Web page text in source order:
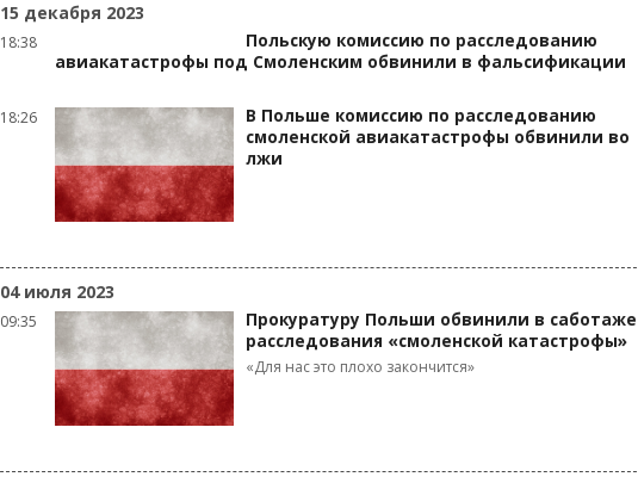
15 декабря 2023
18:38
Польскую комиссию по расследованию
авиакатастрофы под Смоленским обвинили в фальсификации
18:26
В Польше комиссию по расследованию
смоленской авиакатастрофы обвинили во
лжи
04 июля 2023
09:35
Прокуратуру Польши обвинили в саботаже
расследования «смоленской катастрофы»
«Для нас это плохо закончится»